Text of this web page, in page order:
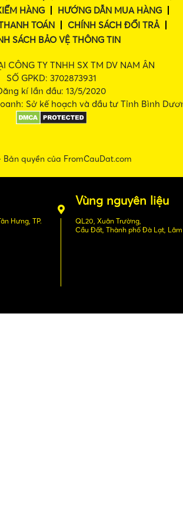
HÀNG
HƯỚNG DẪN MUA HÀNG
TOÁN
CHÍNH SÁCH ĐỔI TRẢ
SÁCH BẢO VỆ THÔNG TIN
CÔNG TY TNHH SX TM DV NAM ÂN
SỐ GPKD: 3702873931
kí lần đầu: 13/5/2020
Sở kế hoạch và đầu tư Tỉnh Bình
Bản quyền của FromCauDat.com
Hưng, TP.
Vùng nguyên liệu
QL20, Xuân Trường,
Cầu Đất, Thành phố Đà Lạt,